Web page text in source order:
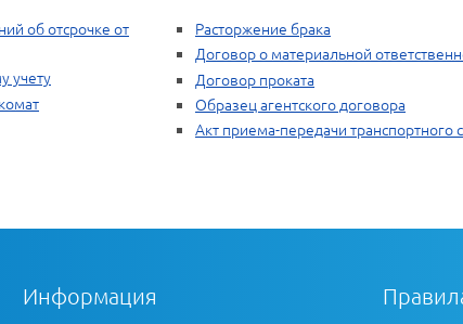
об отсрочке от
учету
Расторжение брака
Договор о материальной
Договор проката
Образец агентского договора
Акт приема-передачи транспортного
Информация